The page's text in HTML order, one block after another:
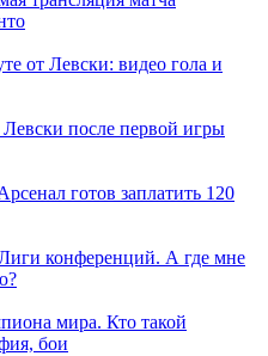
от Левски: видео гола и
после первой игры
готов заплатить 120
конференций. А где мне
мира. Кто такой
бои